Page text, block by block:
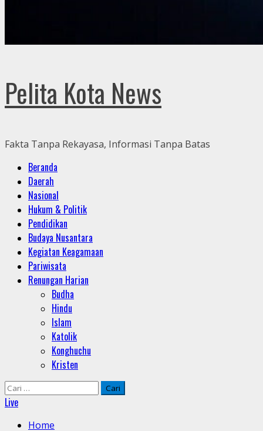
Pelita Kota News
Fakta Tanpa Rekayasa, Informasi Tanpa Batas
Primary
Menu
Beranda
Daerah
Nasional
Hukum & Politik
Pendidikan
Budaya Nusantara
Kegiatan Keagamaan
Pariwisata
Renungan Harian
Budha
Hindu
Islam
Katolik
Konghuchu
Kristen
Cari
untuk:
Live
Home